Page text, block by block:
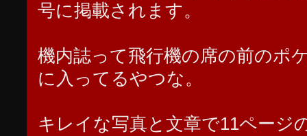
号に掲載されます。
機内誌って飛行機の席の前のポ
に入ってるやつな。
キレイな写真と文章で11ページ